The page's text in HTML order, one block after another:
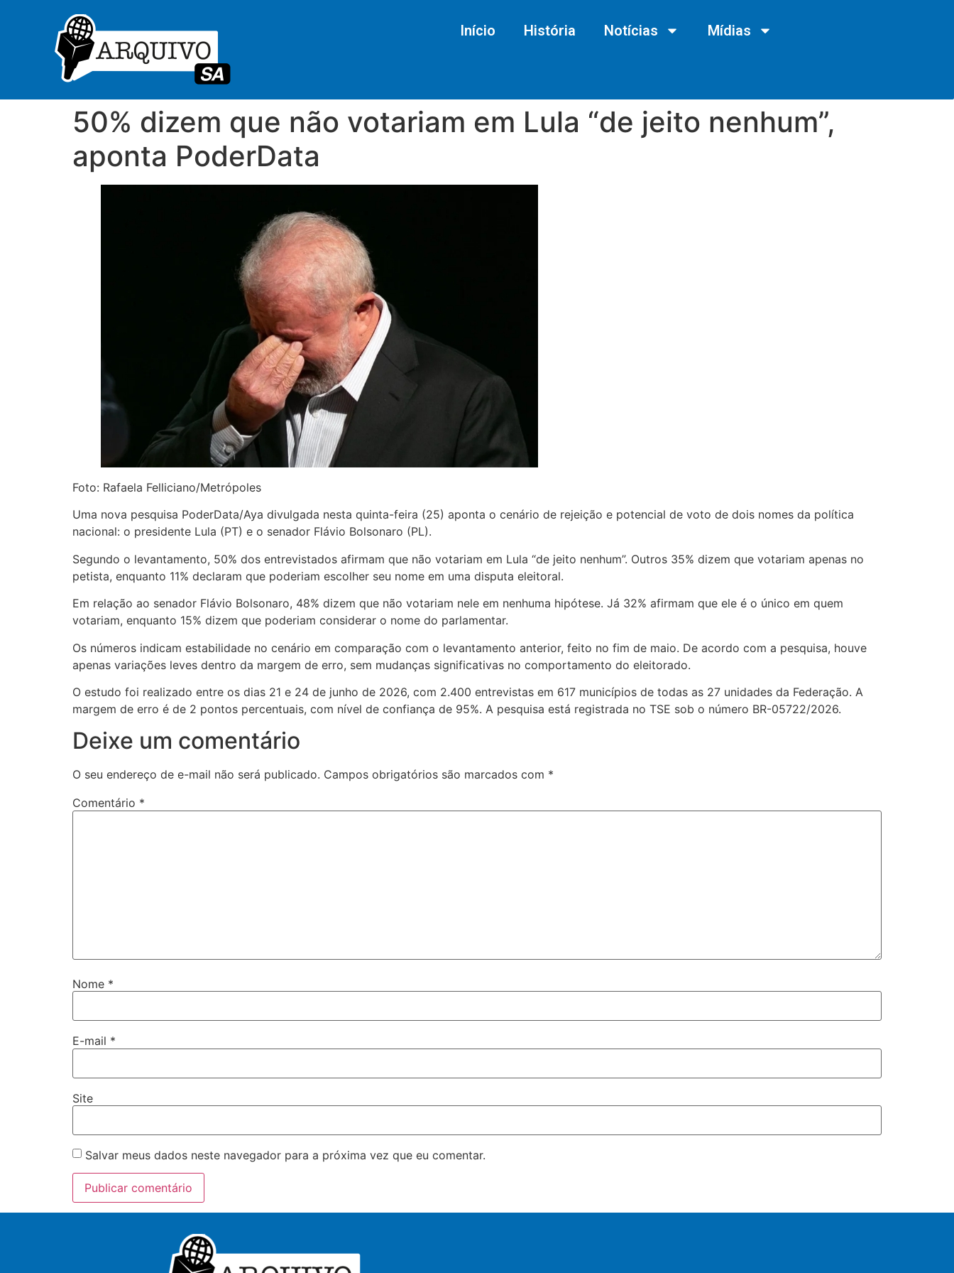
Início História Notícias Mídias
50% dizem que não votariam em Lula “de jeito nenhum”,
aponta PoderData
Foto: Rafaela Felliciano/Metrópoles
Uma nova pesquisa PoderData/Aya divulgada nesta quinta-feira (25) aponta o cenário de rejeição e potencial de voto de dois nomes da política
nacional: o presidente Lula (PT) e o senador Flávio Bolsonaro (PL).
Segundo o levantamento, 50% dos entrevistados afirmam que não votariam em Lula “de jeito nenhum”. Outros 35% dizem que votariam apenas no
petista, enquanto 11% declaram que poderiam escolher seu nome em uma disputa eleitoral.
Em relação ao senador Flávio Bolsonaro, 48% dizem que não votariam nele em nenhuma hipótese. Já 32% afirmam que ele é o único em quem
votariam, enquanto 15% dizem que poderiam considerar o nome do parlamentar.
Os números indicam estabilidade no cenário em comparação com o levantamento anterior, feito no fim de maio. De acordo com a pesquisa, houve
apenas variações leves dentro da margem de erro, sem mudanças significativas no comportamento do eleitorado.
O estudo foi realizado entre os dias 21 e 24 de junho de 2026, com 2.400 entrevistas em 617 municípios de todas as 27 unidades da Federação. A
margem de erro é de 2 pontos percentuais, com nível de confiança de 95%. A pesquisa está registrada no TSE sob o número BR-05722/2026.
Deixe um comentário
O seu endereço de e-mail não será publicado. Campos obrigatórios são marcados com *
Comentário *
Nome *
E-mail *
Site
Salvar meus dados neste navegador para a próxima vez que eu comentar.